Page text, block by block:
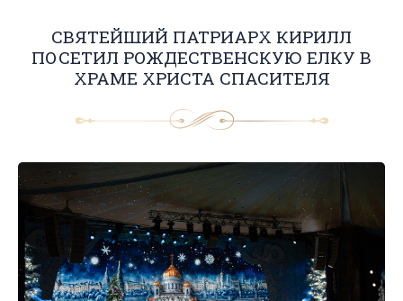
СВЯТЕЙШИЙ ПАТРИАРХ КИРИЛЛ
ПОСЕТИЛ РОЖДЕСТВЕНСКУЮ ЕЛКУ В
ХРАМЕ ХРИСТА СПАСИТЕЛЯ